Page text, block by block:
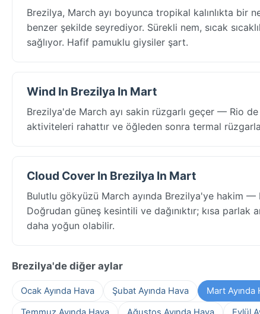
Brezilya, March ayı boyunca tropikal kalınlıkta bir
benzer şekilde seyrediyor. Sürekli nem, sıcak
sağlıyor. Hafif pamuklu giysiler şart.
Wind In Brezilya In Mart
Brezilya'de March ayı sakin rüzgarlı geçer — Rio
aktiviteleri rahattır ve öğleden sonra termal
Cloud Cover In Brezilya In Mart
Bulutlu gökyüzü March ayında Brezilya'ye hakim
Doğrudan güneş kesintili ve dağınıktır; kısa
daha yoğun olabilir.
Brezilya'de diğer aylar
Ocak Ayında Hava Şubat Ayında Hava Mart Ayında